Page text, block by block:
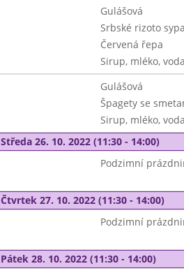
Gulášová
Srbské rizoto
Červená řepa
Sirup, mléko,
Gulášová
Špagety se
Sirup, mléko,
Středa 26. 10. 2022 (11:30 - 14:00)
Podzimní
Čtvrtek 27. 10. 2022 (11:30 - 14:00)
Podzimní
Pátek 28. 10. 2022 (11:30 - 14:00)